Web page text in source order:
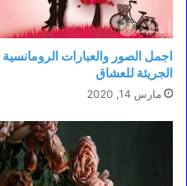
اجمل الصور والعبارات الرومانسية
الجريئة للعشاق
مارس 14, 2020